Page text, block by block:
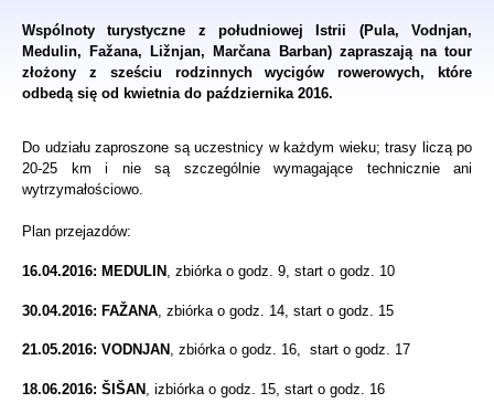
Wspólnoty turystyczne z południowej Istrii (Pula, Vodnjan,
Medulin, Fažana, Ližnjan, Marčana Barban) zapraszają na tour
złożony z sześciu rodzinnych wycigów rowerowych, które
odbedą się od kwietnia do października 2016.
Do udziału zaproszone są uczestnicy w każdym wieku; trasy liczą po
20-25 km i nie są szczególnie wymagające technicznie ani
wytrzymałościowo.
Plan przejazdów:
16.04.2016: MEDULIN , zbiórka o godz. 9, start o godz. 10
30.04.2016: FAŽANA zbiórka o godz. 14, start o godz. 15
21.05.2016: VODNJAN , zbiórka o godz. 16, start o godz. 17
18.06.2016: ŠIŠAN , izbiórka o godz. 15, start o godz. 16